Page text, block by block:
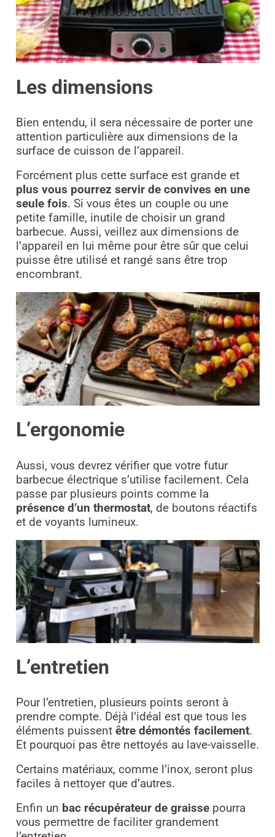
Les dimensions
Bien entendu, il sera nécessaire de porter une
attention particulière aux dimensions de la
surface de cuisson de l’appareil.
Forcément plus cette surface est grande et
plus vous pourrez servir de convives en une
seule fois. Si vous êtes un couple ou une
petite famille, inutile de choisir un grand
barbecue. Aussi, veillez aux dimensions de
l’appareil en lui même pour être sûr que celui
puisse être utilisé et rangé sans être trop
encombrant.
L’ergonomie
Aussi, vous devrez vérifier que votre futur
barbecue électrique s’utilise facilement. Cela
passe par plusieurs points comme la
présence d’un thermostat, de boutons réactifs
et de voyants lumineux.
L’entretien
Pour l’entretien, plusieurs points seront à
prendre compte. Déjà l’idéal est que tous les
éléments puissent être démontés facilement.
Et pourquoi pas être nettoyés au lave-vaisselle.
Certains matériaux, comme l’inox, seront plus
faciles à nettoyer que d’autres.
Enfin un bac récupérateur de graissepourra
vous permettre de faciliter grandement